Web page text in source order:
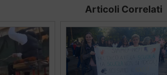
Articoli Correlati